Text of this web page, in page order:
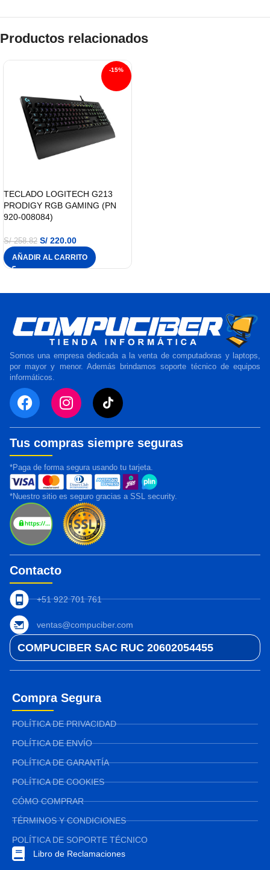
Productos relacionados
-15%
TECLADO LOGITECH G213
PRODIGY RGB GAMING (PN
920-008084)
S/258.82 S/ 220.00
AÑADIR AL CARRITO
Somos una empresa dedicada a la venta de computadoras y laptops,
por mayor y menor. Además brindamos soporte técnico de equipos
informáticos.
Tus compras siempre seguras
*Paga de forma segura usando tu tarjeta.
*Nuestro sitio es seguro gracias a SSL security.
Contacto
+51 922 701 761
ventas@compuciber.com
COMPUCIBER SAC RUC 20602054455
Compra Segura
POLÍTICA DE PRIVACIDAD
POLÍTICA DE ENVÍO
POLÍTICA DE GARANTÍA
POLÍTICA DE COOKIES
CÓMO COMPRAR
TÉRMINOS Y CONDICIONES
POLÍTICA DE SOPORTE TÉCNICO
Libro de Reclamaciones